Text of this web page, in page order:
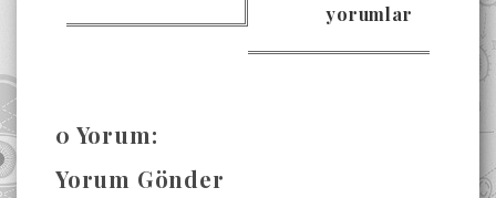
yorumlar
0 Yorum:
Yorum Gönder